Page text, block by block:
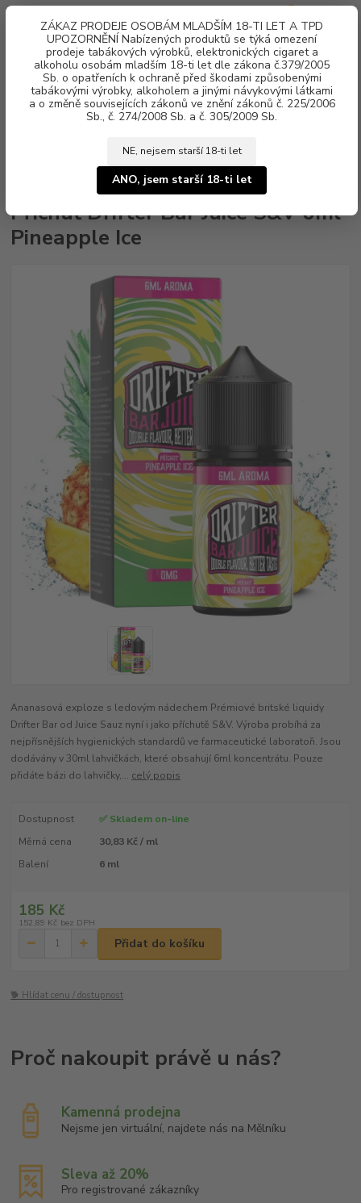
ZÁKAZ PRODEJE OSOBÁM MLADŠÍM 18-TI LET A TPD
UPOZORNĚNÍ Nabízených produktů se týká omezení
prodeje tabákových výrobků, elektronických cigaret a
alkoholu osobám mladším 18-ti let dle zákona č.379/2005
Sb. o opatřeních k ochraně před škodami způsobenými
tabákovými výrobky, alkoholem a jinými návykovými látkami
a o změně souvisejících zákonů ve znění zákonů č. 225/2006
Sb., č. 274/2008 Sb. a č. 305/2009 Sb.
NE, nejsem starší 18-ti let
ANO, jsem starší 18-ti let
Menu
za0 Kč
Bar Juice S&V 6ml Pineapple Ice
Příchuť Drifter Bar Juice S&V 6ml
Pineapple Ice
Ananasová exploze s ledovým nádechem Prémiové britské liquidy
Drifter Bar od Juice Sauz nyní i jako příchutě S&V. Výroba probíhá za
nejpřísnějších hygienických standardů ve farmaceutické laboratoři. Jsou
dodávány v 30ml lahvičkách, které obsahují 6ml koncentrátu. Pouze
přidáte bázi do lahvičky,... celý popis
Dostupnost
✅ Skladem on-line
Měrná cena
30,83 Kč / ml
Balení
6 ml
185 Kč
152,89 Kč bez DPH
Přidat do košíku
🐕 Hlídat cenu / dostupnost
Kamenná prodejna
Nejsme jen virtuální, najdete nás na Mělníku
Sleva až 20%
Pro registrované zákazníky